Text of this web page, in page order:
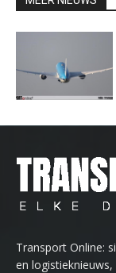
Transport Online:
en